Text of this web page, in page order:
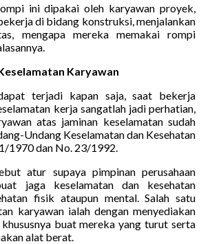
ini dipakai oleh karyawan proyek,
di bidang konstruksi, menjalankan
mengapa mereka memakai rompi
Karyawan
terjadi kapan saja, saat bekerja
kerja sangatlah jadi perhatian,
atas jaminan keselamatan sudah
Undang Keselamatan dan Kesehatan
1970 dan No. 23/1992.
atur supaya pimpinan perusahaan
jaga keselamatan dan kesehatan
fisik ataupun mental. Salah satu
karyawan ialah dengan menyediakan
buat mereka yang turut serta
alat berat.